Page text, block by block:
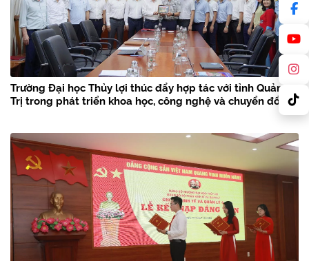
Trường Đại học Thủy lợi thúc đẩy hợp tác với tỉnh Quảng
Trị trong phát triển khoa học, công nghệ và chuyển đổi số